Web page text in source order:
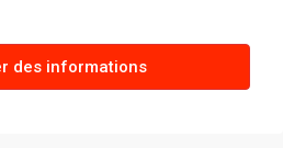
des informations